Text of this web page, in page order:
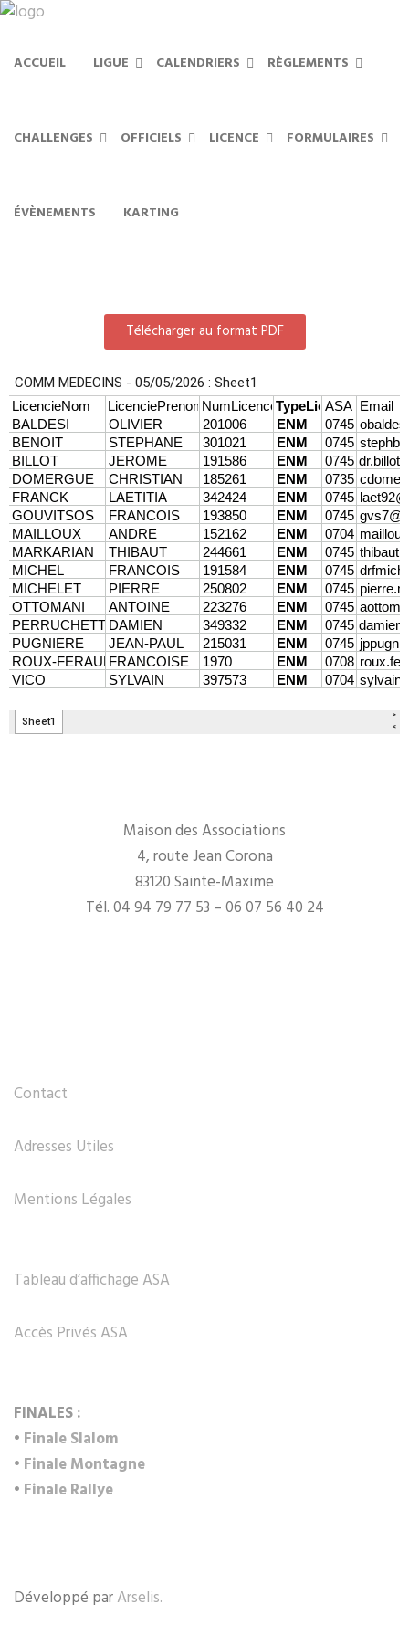
ACCUEIL LIGUE CALENDRIERS RÈGLEMENTS
CHALLENGES OFFICIELS LICENCE FORMULAIRES
ÉVÈNEMENTS KARTING
Médecins
Télécharger au format PDF
Maison des Associations
4, route Jean Corona
83120 Sainte-Maxime
Tél. 04 94 79 77 53 – 06 07 56 40 24
Contact
Adresses Utiles
Mentions Légales
Tableau d’affichage ASA
Accès Privés ASA
FINALES :
• Finale Slalom
• Finale Montagne
• Finale Rallye
Développé parArselis.